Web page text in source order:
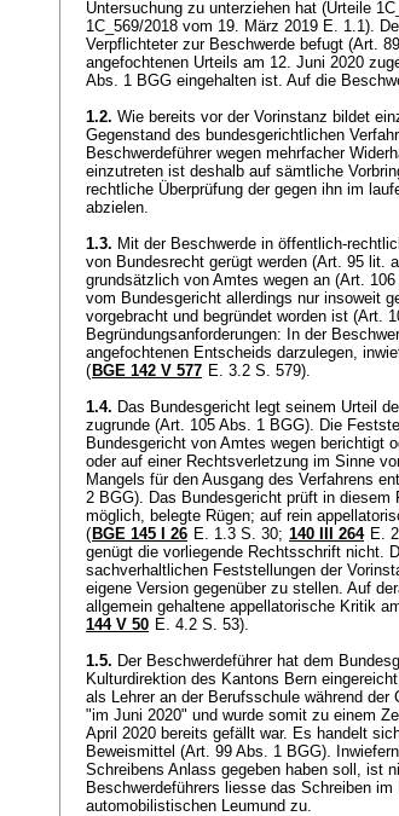
Untersuchung zu unterziehen hat (Urteile
1C_569/2018 vom 19. März 2019 E. 1.1).
Verpflichteter zur Beschwerde befugt (Art.
angefochtenen Urteils am 12. Juni 2020
Abs. 1 BGG eingehalten ist. Auf die
1.2. Wie bereits vor der Vorinstanz bildet
Gegenstand des bundesgerichtlichen
Beschwerdeführer wegen mehrfacher
einzutreten ist deshalb auf sämtliche
rechtliche Überprüfung der gegen ihn im
abzielen.
1.3. Mit der Beschwerde in öffentlich-
von Bundesrecht gerügt werden (Art. 95 lit.
grundsätzlich von Amtes wegen an (Art.
vom Bundesgericht allerdings nur insoweit
vorgebracht und begründet worden ist (Art.
Begründungsanforderungen: In der
angefochtenen Entscheids darzulegen,
( BGE 142 V 577 E. 3.2 S. 579).
1.4. Das Bundesgericht legt seinem Urteil
zugrunde (Art. 105 Abs. 1 BGG). Die
Bundesgericht von Amtes wegen berichtigt
oder auf einer Rechtsverletzung im Sinne
Mangels für den Ausgang des Verfahrens
2 BGG). Das Bundesgericht prüft in diesem
möglich, belegte Rügen; auf rein
( BGE 145 I 26 E. 1.3 S. 30; 140 III 264 E.
genügt die vorliegende Rechtsschrift nicht.
sachverhaltlichen Feststellungen der
eigene Version gegenüber zu stellen. Auf
allgemein gehaltene appellatorische Kritik
144 V 50 E. 4.2 S. 53).
1.5. Der Beschwerdeführer hat dem
Kulturdirektion des Kantons Bern
als Lehrer an der Berufsschule während
"im Juni 2020" und wurde somit zu einem
April 2020 bereits gefällt war. Es handelt
Beweismittel (Art. 99 Abs. 1 BGG).
Schreibens Anlass gegeben haben soll, ist
Beschwerdeführers liesse das Schreiben
automobilistischen Leumund zu.